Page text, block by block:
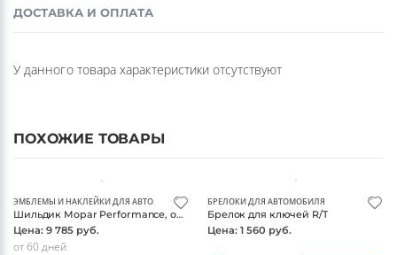
ДОСТАВКА И ОПЛАТА
У данного товара характеристики отсутствуют
ПОХОЖИЕ ТОВАРЫ
ЭМБЛЕМЫ И НАКЛЕЙКИ ДЛЯ АВТО
Шильдик Mopar Performance, оригинал
Цена: 9 785 руб.
от 60 дней
БРЕЛОКИ ДЛЯ АВТОМОБИЛЯ
Брелок для ключей R/T
Цена: 1 560 руб.